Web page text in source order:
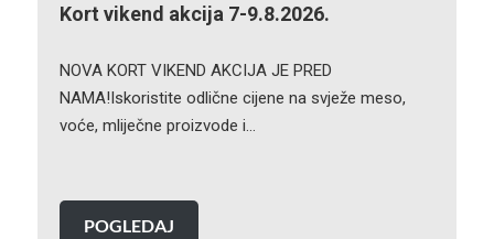
Kort vikend akcija 7-9.8.2026.
NOVA KORT VIKEND AKCIJA JE PRED
NAMA!Iskoristite odlične cijene na svježe meso,
voće, mliječne proizvode i…
POGLEDAJ